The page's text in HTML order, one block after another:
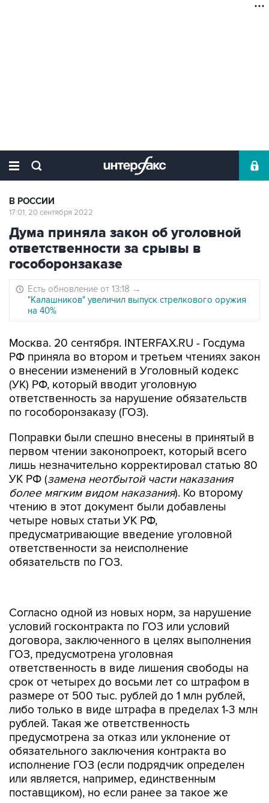
В РОССИИ
17:01, 20 сентября 2022
Дума приняла закон об уголовной
ответственности за срывы в
гособоронзаказе
Есть обновление от 13:18 →
"Калашников" увеличил выпуск стрелкового оружия
на 40%
Москва. 20 сентября. INTERFAX.RU - Госдума
РФ приняла во втором и третьем чтениях закон
о внесении изменений в Уголовный кодекс
(УК) РФ, который вводит уголовную
ответственность за нарушение обязательств
по гособоронзаказу (ГОЗ).
Поправки были спешно внесены в принятый в
первом чтении законопроект, который всего
лишь незначительно корректировал статью 80
УК РФ (замена неотбытой части наказания
более мягким видом наказания). Ко второму
чтению в этот документ были добавлены
четыре новых статьи УК РФ,
предусматривающие введение уголовной
ответственности за неисполнение
обязательств по ГОЗ.
договора, заключенного в целях выполнения
ГОЗ, предусмотрена уголовная
ответственность в виде лишения свободы на
срок от четырех до восьми лет со штрафом в
размере от 500 тыс. рублей до 1 млн рублей,
либо только в виде штрафа в пределах 1-3 млн
рублей. Такая же ответственность
предусмотрена за отказ или уклонение от
обязательного заключения контракта во
исполнение ГОЗ (если подрядчик определен
или является, например, единственным
поставщиком), но если ранее за такое же
нарушение накладывалось административное
наказание.